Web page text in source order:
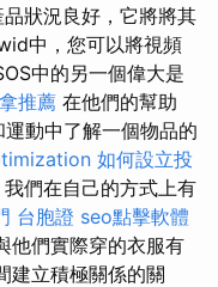
狀況良好，它將將其
中，您可以將視頻
中的另一個偉大是
推薦 在他們的幫助
動中了解一個物品的
如何設立投
們在自己的方式上有
台胞證 seo點擊軟體
他們實際穿的衣服有
建立積極關係的關